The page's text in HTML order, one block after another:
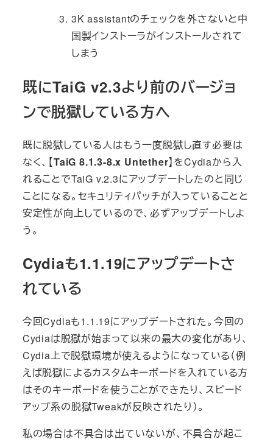
3K assistantのチェックを外さないと中
国製インストーラがインストールされて
しまう
既にTaiG v2.3より前のバージョ
ンで脱獄している方へ
既に脱獄している人はもう一度脱獄し直す必要は
なく、【TaiG 8.1.3-8.x Untether】をCydiaから入
れることでTaiG v.2.3にアップデートしたのと同じ
ことになる。セキュリティパッチが入っていることと
安定性が向上しているので、必ずアップデートしよ
う。
Cydiaも1.1.19にアップデートさ
れている
今回Cydiaも1.1.19にアップデートされた。今回の
Cydiaは脱獄が始まって以来の最大の変化があり、
Cydia上で脱獄環境が使えるようになっている（例
えば脱獄によるカスタムキーボードを入れている方
はそのキーボードを使うことができたり、スピード
アップ系の脱獄Tweakが反映されたり）。
私の場合は不具合は出ていないが、不具合が起こ